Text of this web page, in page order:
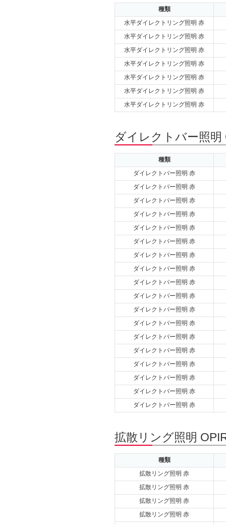
種類
水平ダイレクトリング照明 赤
水平ダイレクトリング照明 赤
水平ダイレクトリング照明 赤
水平ダイレクトリング照明 赤
水平ダイレクトリング照明 赤
水平ダイレクトリング照明 赤
水平ダイレクトリング照明 赤
ダイレクトバー照明
種類
ダイレクトバー照明 赤
ダイレクトバー照明 赤
ダイレクトバー照明 赤
ダイレクトバー照明 赤
ダイレクトバー照明 赤
ダイレクトバー照明 赤
ダイレクトバー照明 赤
ダイレクトバー照明 赤
ダイレクトバー照明 赤
ダイレクトバー照明 赤
ダイレクトバー照明 赤
ダイレクトバー照明 赤
ダイレクトバー照明 赤
ダイレクトバー照明 赤
ダイレクトバー照明 赤
ダイレクトバー照明 赤
ダイレクトバー照明 赤
ダイレクトバー照明 赤
拡散リング照明
種類
拡散リング照明 赤
拡散リング照明 赤
拡散リング照明 赤
拡散リング照明 赤